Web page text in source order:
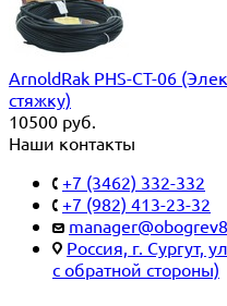
ArnoldRak PHS-CT-06
стяжку)
10500 руб.
Наши контакты
+7 (3462) 332-332
+7 (982) 413-23-32
Россия, г. Сургут,
с обратной стороны)